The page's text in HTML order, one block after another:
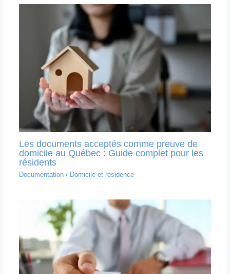
Les documents acceptés comme preuve de
domicile au Québec : Guide complet pour les
résidents
Documentation/ Domicile et résidence